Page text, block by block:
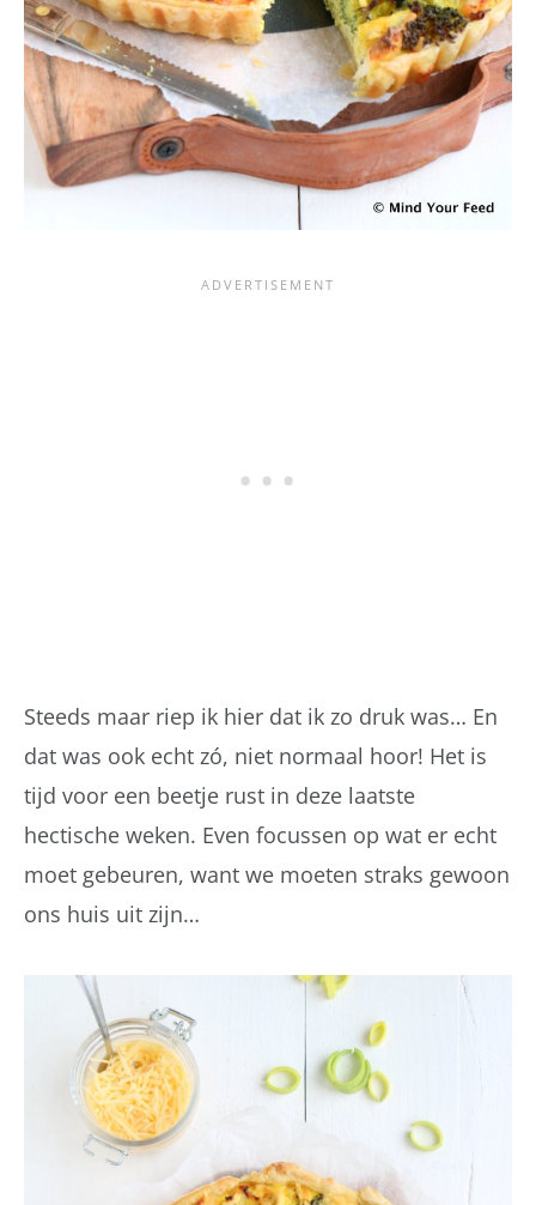
Steeds maar riep ik hier dat ik zo druk was… En
dat was ook echt zó, niet normaal hoor! Het is
tijd voor een beetje rust in deze laatste
hectische weken. Even focussen op wat er echt
moet gebeuren, want we moeten straks gewoon
ons huis uit zijn…